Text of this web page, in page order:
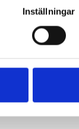
Inställningar